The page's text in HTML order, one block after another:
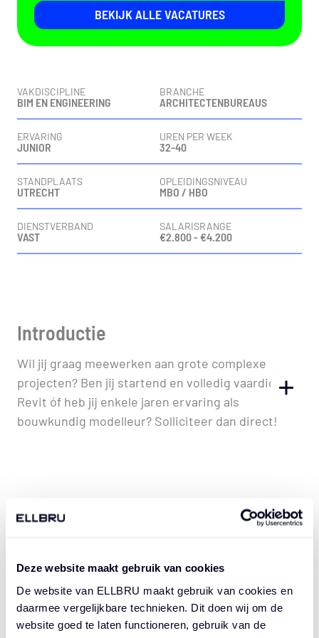
Deze website maakt gebruik van cookies
De website van ELLBRU maakt gebruik van cookies en
daarmee vergelijkbare technieken. Dit doen wij om de
website goed te laten functioneren, gebruik van de
BEKIJK ALLE VACATURES
Vacaturedetails
VAKDISCIPLINE
BIM EN ENGINEERING
BRANCHE
ARCHITECTENBUREAUS
ERVARING
JUNIOR
UREN PER WEEK
32-40
STANDPLAATS
UTRECHT
OPLEIDINGSNIVEAU
MBO / HBO
DIENSTVERBAND
VAST
SALARISRANGE
€2.800 - €4.200
Vacaturebeschrijving
Introductie
Wil jij graag meewerken aan grote complexe
projecten? Ben jij startend en volledig vaardig met
Revit óf heb jij enkele jaren ervaring als
bouwkundig modelleur? Solliciteer dan direct!
ELLBRU is een arbeidsbemiddelaar met een sterk
ingenieursbureaus, actief in Noord-Holland,
Utrecht en Zuid-Holland. De professionals van
ELLBRU werken dan ook aan innovatieve en
duurzame projecten die de toekomst van de
MEER VACATURES CHECKEN?
VERGELIJKBARE VACATURES
Bouwkundig ontwerper